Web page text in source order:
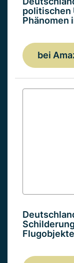
politischen
Phänomen
bei